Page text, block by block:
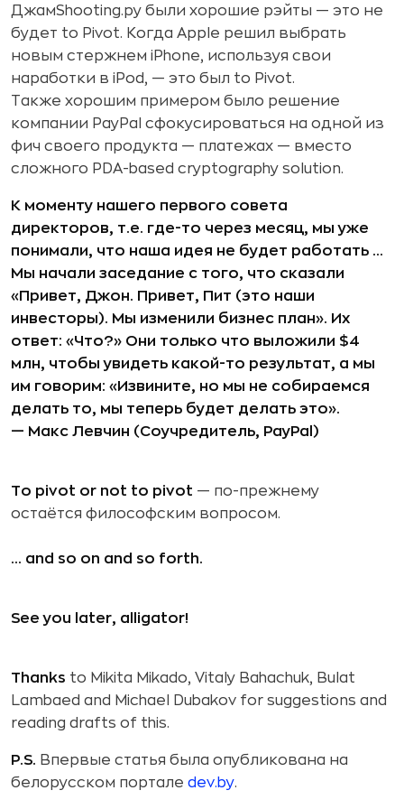
ДжамShooting.ру были хорошие рэйты — это не
будет to Pivot. Когда Apple решил выбрать
новым стержнем iPhone, используя свои
наработки в iPod, — это был to Pivot.
Также хорошим примером было решение
компании PayPal сфокусироваться на одной из
фич своего продукта — платежах — вместо
сложного PDA-based cryptography solution.
К моменту нашего первого совета
директоров, т.е. где-то через месяц, мы уже
понимали, что наша идея не будет работать …
Мы начали заседание с того, что сказали
«Привет, Джон. Привет, Пит (это наши
инвесторы). Мы изменили бизнес план». Их
ответ: «Что?» Они только что выложили $4
млн, чтобы увидеть какой-то результат, а мы
им говорим: «Извините, но мы не собираемся
делать то, мы теперь будет делать это».
— Макс Левчин (Соучредитель, PayPal)
To pivot or not to pivot — по-прежнему
остаётся философским вопросом.
… and so on and so forth.
See you later, alligator!
Thanks to Mikita Mikado, Vitaly Bahachuk, Bulat
Lambaed and Michael Dubakov for suggestions and
reading drafts of this.
P.S. Впервые статья была опубликована на
белорусском портале dev.by.